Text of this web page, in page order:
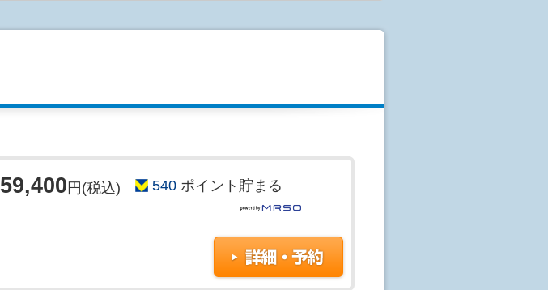
59,400円(税込) 540 ポイント貯まる